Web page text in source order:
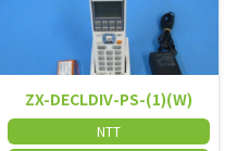
ZX-DECLDIV-PS-(1)(W)
NTT